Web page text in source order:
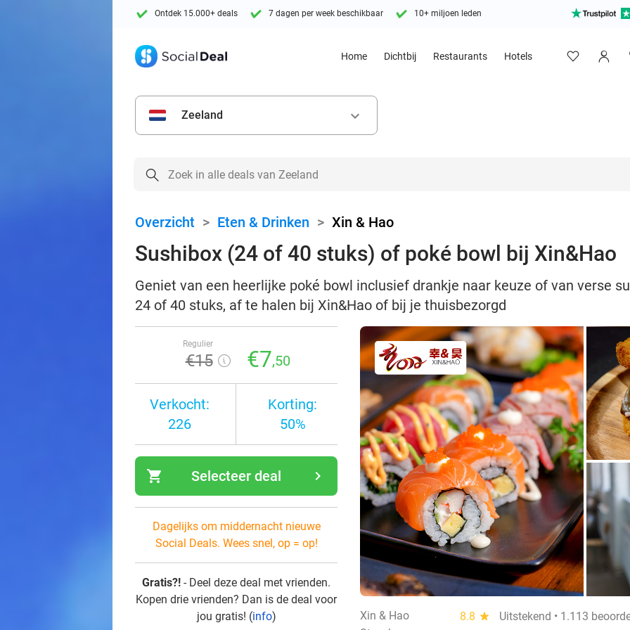
Ontdek 15.000+ deals 7 dagen per week beschikbaar 10+ miljoen leden
Home Dichtbij Restaurants Hotels
Zeeland keyboard_arrow_down
Overzicht > Eten & Drinken > Xin & Hao
Sushibox (24 of 40 stuks) of poké bowl bij Xin&Hao
Geniet van een heerlijke poké bowl inclusief drankje naar keuze of van verse
24 of 40 stuks, af te halen bij Xin&Hao of bij je thuisbezorgd
Regulier
€15 €7,50
Verkocht:
226
Korting:
50%
shopping_cart navigate_next
Selecteer deal
Dagelijks om middernacht nieuwe
Social Deals. Wees snel, op = op!
Gratis?! - Deel deze deal met vrienden.
Kopen drie vrienden? Dan is de deal voor
jou gratis! (info) Xin & Hao 8.8 star
Uitstekend • 1.113